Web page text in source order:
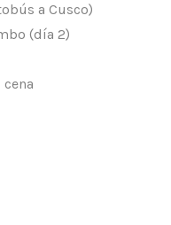
a Cusco)
(día 2)